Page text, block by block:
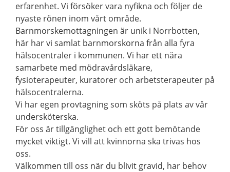
erfarenhet. Vi försöker vara nyfikna och följer de
nyaste rönen inom vårt område.
Barnmorskemottagningen är unik i Norrbotten,
här har vi samlat barnmorskorna från alla fyra
hälsocentraler i kommunen. Vi har ett nära
samarbete med mödravårdsläkare,
fysioterapeuter, kuratorer och arbetsterapeuter på
hälsocentralerna.
Vi har egen provtagning som sköts på plats av vår
undersköterska.
För oss är tillgänglighet och ett gott bemötande
mycket viktigt. Vi vill att kvinnorna ska trivas hos
oss.
Välkommen till oss när du blivit gravid, har behov